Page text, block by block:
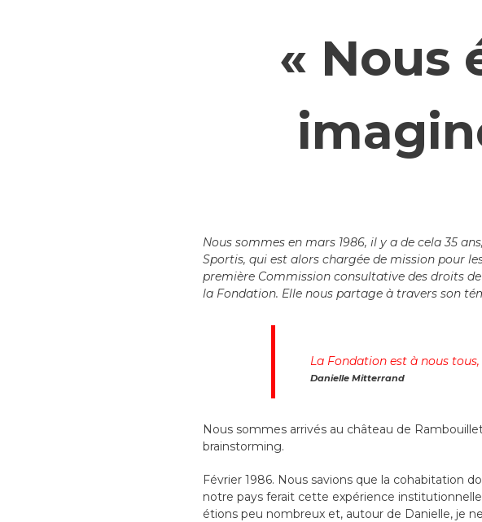
« Nous
Nous sommes en mars 1986, il y a de cela 35
Sportis, qui est alors chargée de mission pour
première Commission consultative des droits
la Fondation. Elle nous partage à travers son
La Fondation est à nous
Danielle Mitterrand
Nous sommes arrivés au château de
brainstorming.
Février 1986. Nous savions que la cohabitation
notre pays ferait cette expérience
étions peu nombreux et, autour de Danielle, je